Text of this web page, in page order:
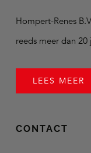
Hompert-Renes
reeds meer dan
LEES MEER
CONTACT